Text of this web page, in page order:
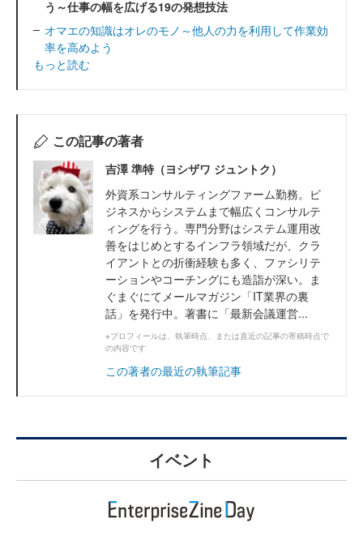
う～仕事の幅を広げる19の発想技法
オマエの知識はオレのモノ～他人の力を利用して作業効
率を高めよう
もっと読む
この記事の著者
吉澤 準特（ヨシザワ ジュントク）
外資系コンサルティングファーム勤務。ビ
ジネスからシステムまで幅広くコンサルテ
ィングを行う。専門分野はシステム運用改
善をはじめとするインフラ領域だが、クラ
イアントとの折衝経験も多く、ファシリテ
ーションやコーチングにも造詣が深い。ま
ぐまぐにてメールマガジン「IT業界の裏
話」を発行中。著書に「最新会議運営...
※プロフィールは、執筆時点、または直近の記事の寄稿時点で
の内容です
この著者の最近の執筆記事
イベント